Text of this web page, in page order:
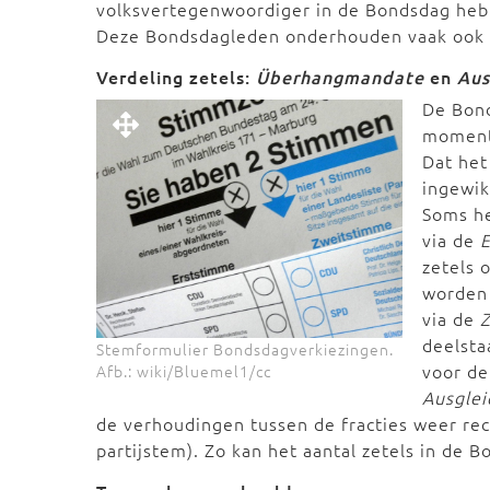
volksvertegenwoordiger in de Bondsdag
Deze Bondsdagleden onderhouden vaak
Verdeling zetels: Überhangmandate en
Stemformulier Bondsdagverkiezingen.
Afb.: wiki/Bluemel1/cc
De
Dat
Soms
via de
zetels
via de
voor
de verhoudingen tussen de fracties weer
partijstem). Zo kan het aantal zetels in de